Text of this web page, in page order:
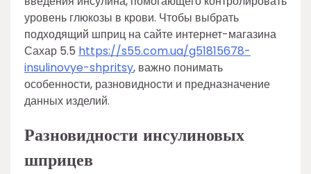
уровень глюкозы в крови. Чтобы выбрать
подходящий шприц на сайте интернет-магазина
Сахар 5.5 https://s55.com.ua/g51815678-
insulinovye-shpritsy, важно понимать
особенности, разновидности и предназначение
данных изделий.
Разновидности инсулиновых
шприцев